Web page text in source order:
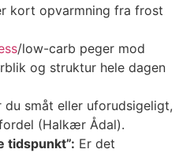
kort opvarmning fra frost
/low-carb peger mod
og struktur hele dagen
du småt eller uforudsigeligt,
(Halkær Ådal).
tidspunkt”: Er det